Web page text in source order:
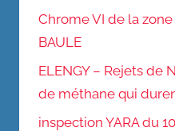
Chrome VI de la
BAULE
ELENGY – Rejets de
de méthane qui
inspection YARA du